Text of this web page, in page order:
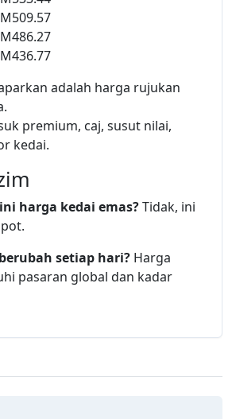
adalah harga rujukan
premium, caj, susut nilai,
kedai.
harga kedai emas?Tidak, ini
setiap hari? Harga
pasaran global dan kadar